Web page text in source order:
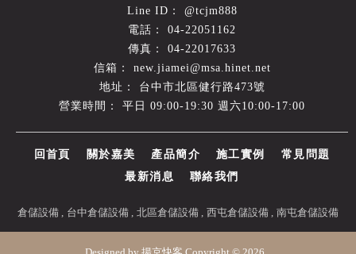
@tcjm888
04-22051162
04-22017633
new.jiamei@msa.hinet.net
台中市北區健行路473號
平日 09:00-19:30 週六10:00-17:00
回首頁 關於嘉美 產品簡介 施工實例
常見問題
最新消息
聯絡我們
倉儲設備 台中倉儲設備 北區倉儲設備 西屯倉儲設備 南屯倉儲設備